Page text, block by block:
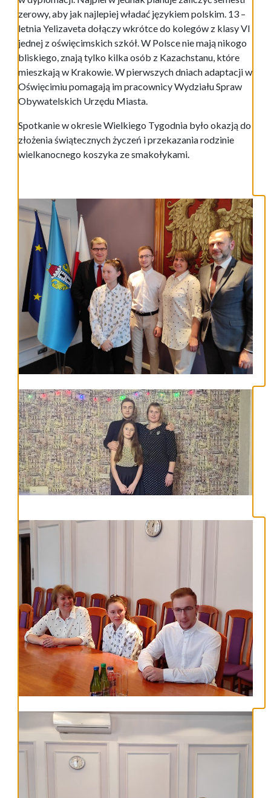
zerowy, aby jak najlepiej władać językiem polskim. 13 –
letnia Yelizaveta dołączy wkrótce do kolegów z klasy VI
jednej z oświęcimskich szkół. W Polsce nie mają nikogo
bliskiego, znają tylko kilka osób z Kazachstanu, które
mieszkają w Krakowie. W pierwszych dniach adaptacji w
Oświęcimiu pomagają im pracownicy Wydziału Spraw
Obywatelskich Urzędu Miasta.
Spotkanie w okresie Wielkiego Tygodnia było okazją do
złożenia świątecznych życzeń i przekazania rodzinie
wielkanocnego koszyka ze smakołykami.